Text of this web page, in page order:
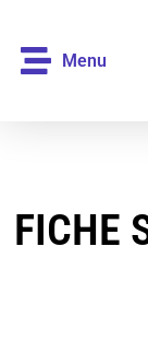
Menu
FICHE